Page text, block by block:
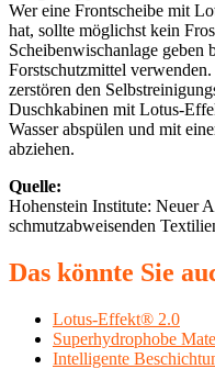
Wer eine Frontscheibe mit
hat, sollte möglichst kein
Scheibenwischanlage geben
Forstschutzmittel
zerstören den
Duschkabinen mit Lotus-
Wasser abspülen und mit
abziehen.
Quelle:
Hohenstein Institute: Neuer
schmutzabweisenden
Das könnte Sie
Lotus-Effekt® 2.0
Superhydrophobe
Intelligente